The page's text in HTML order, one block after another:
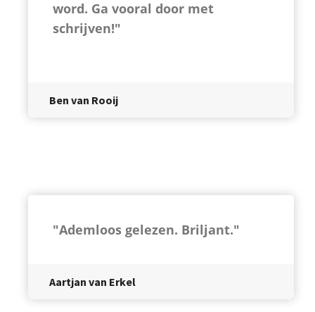
word. Ga vooral door met
schrijven!"
Ben van Rooij
"Ademloos gelezen. Briljant."
Aartjan van Erkel